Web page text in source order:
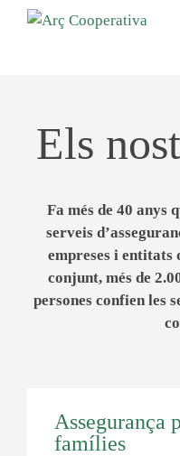
Els
Fa més de 40 anys
serveis
empreses i entitats
conjunt, més de
persones confien les
Assegurança
famílies